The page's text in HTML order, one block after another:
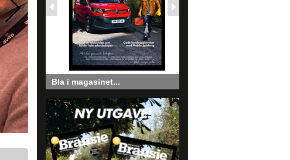
Bla i magasinet...